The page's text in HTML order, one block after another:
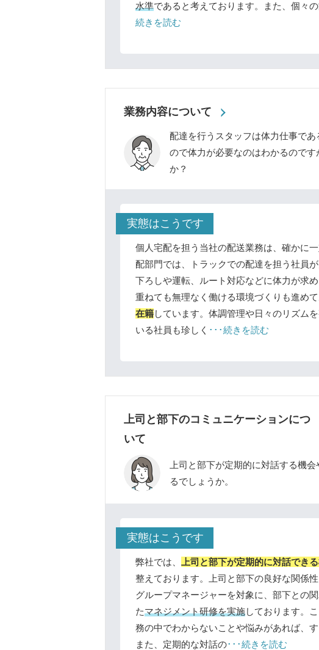
水準であると考えております。また、個々
続きを読む
業務内容について
配達を行うスタッフは体力仕事で
ので体力が必要なのはわかるので
か？
実態はこうです
個人宅配を担う当社の配送業務は、確かに
配部門では、トラックでの配達を担う社員
下ろしや運転、ルート対応などに体力が求
重ねても無理なく働ける環境づくりも進めて
在籍しています。体調管理や日々のリズム
いる社員も珍しく ･･･続きを読む
上司と部下のコミュニケーションにつ
いて
上司と部下が定期的に対話する機
るでしょうか。
実態はこうです
弊社では、 上司と部下が定期的に対話でき
整えております。上司と部下の良好な関係
グループマネージャーを対象に、部下との
たマネジメント研修を実施しております。
務の中でわからないことや悩みがあれば、
また、定期的な対話の･･･続きを読む